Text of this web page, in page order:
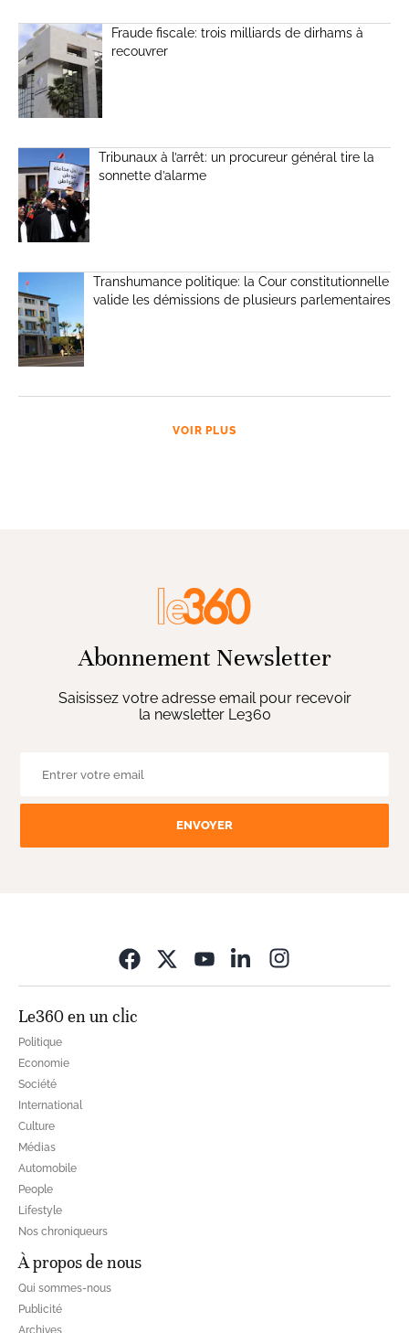
Fraude fiscale: trois milliards de dirhams à
recouvrer
Tribunaux à l’arrêt: un procureur général tire la
sonnette d’alarme
Transhumance politique: la Cour constitutionnelle
valide les démissions de plusieurs parlementaires
VOIR PLUS
Abonnement Newsletter
Saisissez votre adresse email pour recevoir
la newsletter Le360
ENVOYER
Le360 en un clic
Politique
Economie
Société
International
Culture
Médias
Automobile
People
Lifestyle
Nos chroniqueurs
À propos de nous
Qui sommes-nous
Publicité
Archives